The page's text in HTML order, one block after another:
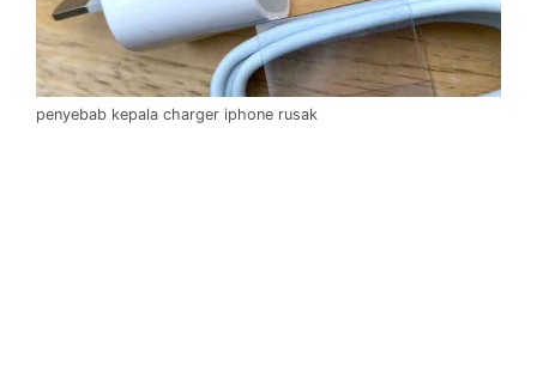
penyebab kepala charger iphone rusak